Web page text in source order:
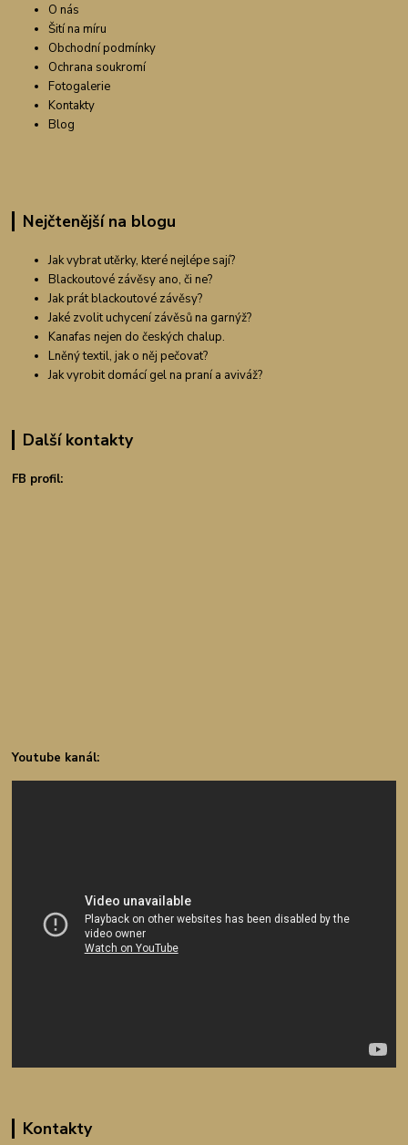
O nás
Šití na míru
Obchodní podmínky
Ochrana soukromí
Fotogalerie
Kontakty
Blog
Nejčtenější na blogu
Jak vybrat utěrky, které nejlépe sají?
Blackoutové závěsy ano, či ne?
Jak prát blackoutové závěsy?
Jaké zvolit uchycení závěsů na garnýž?
Kanafas nejen do českých chalup.
Lněný textil, jak o něj pečovat?
Jak vyrobit domácí gel na praní a aviváž?
Další kontakty
FB profil:
Youtube kanál:
Kontakty